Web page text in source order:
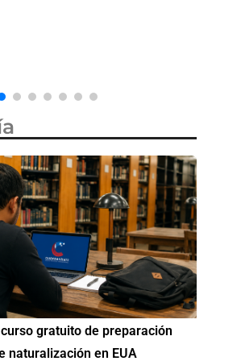
semanas después de
a Ciudadanízate, el curso
para el examen de